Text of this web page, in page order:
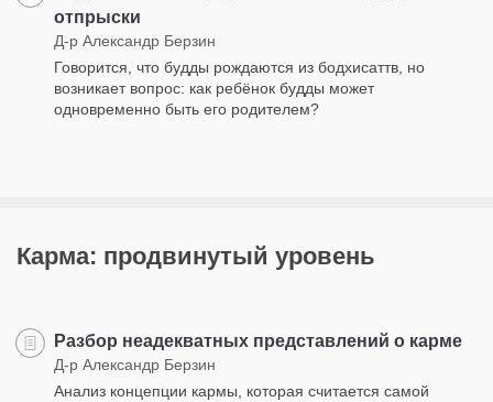
отпрыски
Д-р Александр Берзин
Говорится, что будды рождаются из бодхисаттв, но
возникает вопрос: как ребёнок будды может
одновременно быть его родителем?
Карма: продвинутый уровень
Разбор неадекватных представлений о карме
Д-р Александр Берзин
Анализ концепции кармы, которая считается самой